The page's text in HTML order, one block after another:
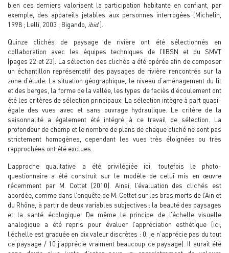
bien ces derniers valorisent la participation habitante en confiant, par
exemple, des appareils jetables aux personnes interrogées (Michelin,
1998 ; Lelli, 2003 ; Bigando, ibid.).
Quinze clichés de paysage de rivière ont été sélectionnés en
collaboration avec les équipes techniques de l’IIBSN et du SMVT
(pages 22 et 23). La sélection des clichés a été opérée afin de composer
un échantillon représentatif des paysages de rivière rencontrés sur la
zone d’étude. La situation géographique, le niveau d’aménagement du lit
et des berges, la forme de la vallée, les types de faciès d’écoulement ont
été les critères de sélection principaux. La sélection intègre à part quasi-
égale des vues avec et sans ouvrage hydraulique. Le critère de la
saisonnalité a également été intégré à ce travail de sélection. La
profondeur de champ et le nombre de plans de chaque cliché ne sont pas
strictement homogènes, cependant les vues très éloignées ou très
rapprochées ont été exclues.
L’approche qualitative a été privilégiée ici, toutefois le photo-
questionnaire a été construit sur le modèle de celui mis en œuvre
récemment par M. Cottet (2010). Ainsi, l’évaluation des clichés est
abordée, comme dans l’enquête de M. Cottet sur les bras morts de l’Ain et
du Rhône, à partir de deux variables subjectives : la beauté des paysages
et la santé écologique. De même le principe de l’échelle visuelle
analogique a été repris pour évaluer l’appréciation esthétique (ici,
l’échelle est graduée en dix valeur discrètes : 0, je n’apprécie pas du tout
ce paysage / 10 j’apprécie vraiment beaucoup ce paysage). Il aurait été